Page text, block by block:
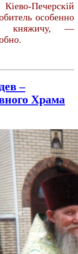
Печерскій
особенно
княжичу, —
–
Храма